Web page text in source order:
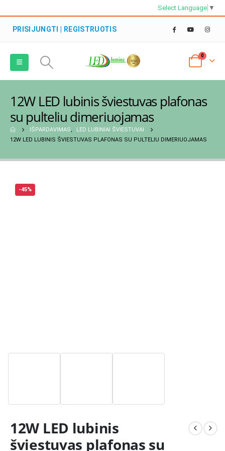
Select Language ▼
PRISIJUNGTI | REGISTRUOTIS
0
12W LED lubinis šviestuvas plafonas
su pulteliu dimeriuojamas
IŠPARDAVIMAS
LED LUBINIAI ŠVIESTUVAI
12W LED LUBINIS ŠVIESTUVAS PLAFONAS SU PULTELIU DIMERIUOJAMAS
-45%
12W LED lubinis
šviestuvas plafonas su